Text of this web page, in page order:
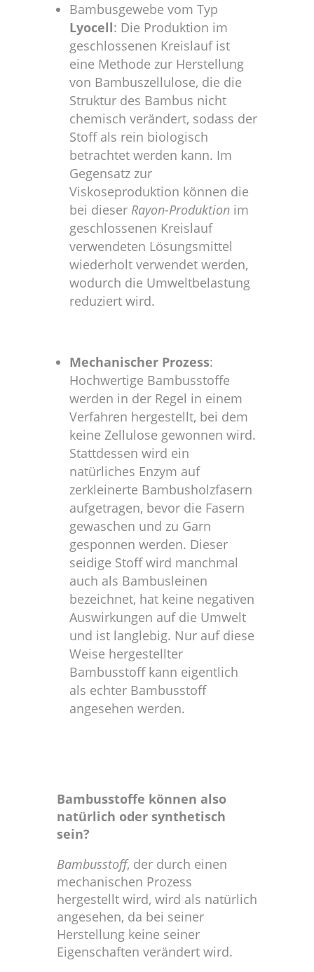
Bambusgewebe vom Typ
Lyocell: Die Produktion im
geschlossenen Kreislauf ist
eine Methode zur Herstellung
von Bambuszellulose, die die
Struktur des Bambus nicht
chemisch verändert, sodass der
Stoff als rein biologisch
betrachtet werden kann. Im
Gegensatz zur
Viskoseproduktion können die
bei dieser Rayon-Produktionim
geschlossenen Kreislauf
verwendeten Lösungsmittel
wiederholt verwendet werden,
wodurch die Umweltbelastung
reduziert wird.
Mechanischer Prozess:
Hochwertige Bambusstoffe
werden in der Regel in einem
Verfahren hergestellt, bei dem
keine Zellulose gewonnen wird.
Stattdessen wird ein
natürliches Enzym auf
zerkleinerte Bambusholzfasern
aufgetragen, bevor die Fasern
gewaschen und zu Garn
gesponnen werden. Dieser
seidige Stoff wird manchmal
auch als Bambusleinen
bezeichnet, hat keine negativen
Auswirkungen auf die Umwelt
und ist langlebig. Nur auf diese
Weise hergestellter
Bambusstoff kann eigentlich
als echter Bambusstoff
angesehen werden.
Bambusstoffe können also
natürlich oder synthetisch
sein?
Bambusstoff, der durch einen
mechanischen Prozess
hergestellt wird, wird als natürlich
angesehen, da bei seiner
Herstellung keine seiner
Eigenschaften verändert wird.